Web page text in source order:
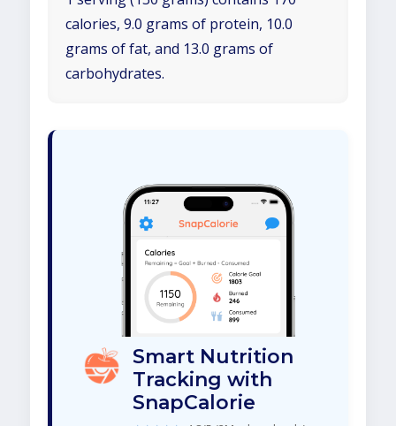
calories, 9.0 grams of protein, 10.0
grams of fat, and 13.0 grams of
carbohydrates.
Smart Nutrition
Tracking with
SnapCalorie